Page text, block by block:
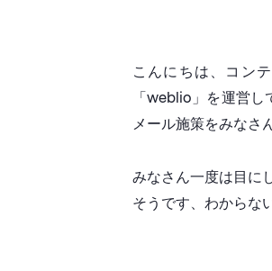
こんにちは、コン
「weblio」を運営
メール施策をみなさ
みなさん一度は目に
そうです、わからな